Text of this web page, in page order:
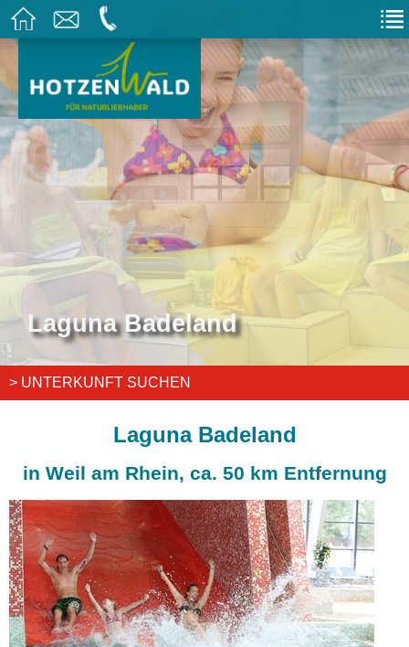
Laguna Badeland
Laguna Badeland
> UNTERKUNFT SUCHEN
Laguna Badeland
in Weil am Rhein, ca. 50 km Entfernung